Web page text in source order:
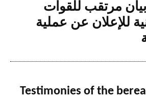
مرتقب للقوات
للإعلان عن عملية
Testimonies of the